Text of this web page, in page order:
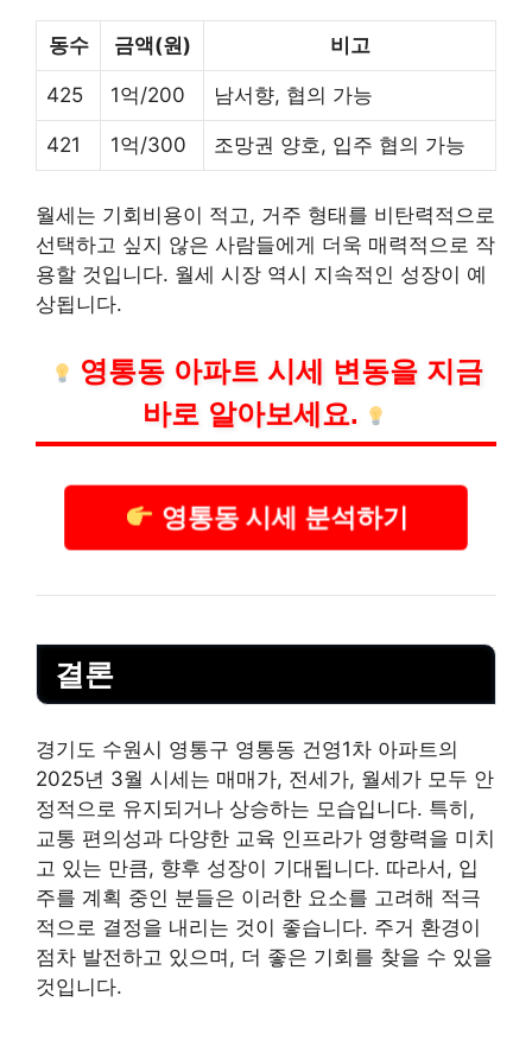
동수 금액(원) 비고
425 1억/200 남서향, 협의 가능
421 1억/300 조망권 양호, 입주 협의 가능
월세는 기회 비용이 적고, 거주 형태를 비탄력적으로
선택하고 싶지 않은 사람들에게 더욱 매력적으로 작
용할 것입니다. 월세 시장 역시 지속적인 성장이 예
상됩니다.
영통동 아파트 시세 변동을 지금
바로 알아보세요.
영통동 시세 분석하기
결론
경기도 수원시 영통구 영통동 건영1차 아파트의
2025년 3월 시세는 매매가, 전세가, 월세가 모두 안
정적으로 유지되거나 상승하는 모습입니다. 특히,
교통 편의성과 다양한 교육 인프라가 영향력을 미치
고 있는 만큼, 향후 성장이 기대됩니다. 따라서, 입
주를 계획 중인 분들은 이러한 요소를 고려해 적극
적으로 결정을 내리는 것이 좋습니다. 주거 환경이
점차 발전하고 있으며, 더 좋은 기회를 찾을 수 있을
것입니다.